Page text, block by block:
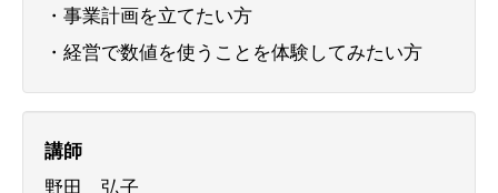
・事業計画を立てたい方
・経営で数値を使うことを体験してみたい方
講師
野田 弘子